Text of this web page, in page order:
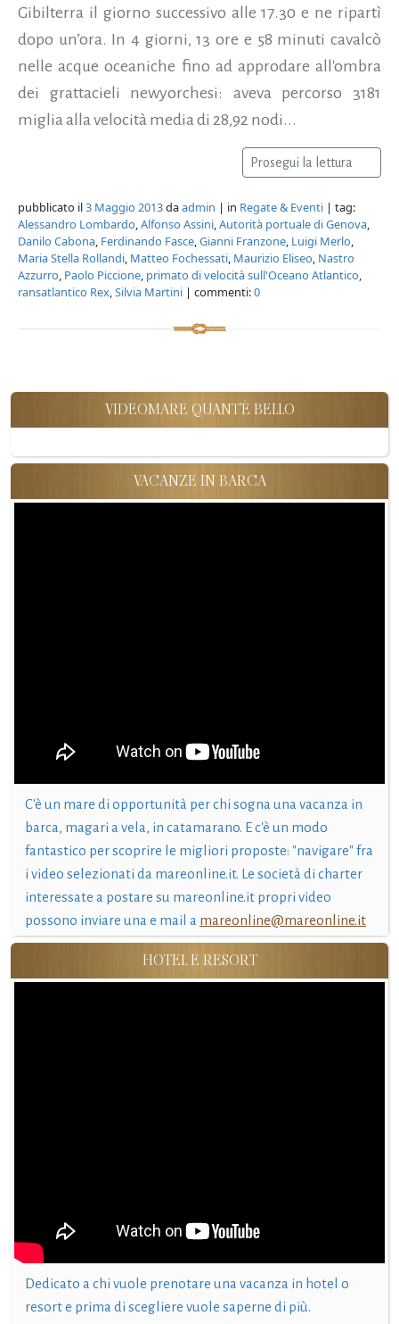
Gibilterra il giorno successivo alle 17.30 e ne ripartì
dopo un’ora. In 4 giorni, 13 ore e 58 minuti cavalcò
nelle acque oceaniche fino ad approdare all'ombra
dei grattacieli newyorchesi: aveva percorso 3181
miglia alla velocità media di 28,92 nodi...
Prosegui la lettura
pubblicato il3 Maggio 2013daadmin | in Regate & Eventi | tag:
Alessandro Lombardo,Alfonso Assini,Autorità portuale di Genova,
Danilo Cabona, Ferdinando Fasce,Gianni Franzone, Luigi Merlo,
Maria Stella Rollandi, Matteo Fochessati, Maurizio Eliseo, Nastro
Azzurro, Paolo Piccione, primato di velocità sull'Oceano Atlantico,
ransatlantico Rex,Silvia Martini | commenti:0
VIDEOMARE QUANT'È BELLO
VACANZE IN BARCA
C'è un mare di opportunità per chi sogna una vacanza in
barca, magari a vela, in catamarano. E c'è un modo
fantastico per scoprire le migliori proposte: "navigare" fra
i video selezionati da mareonline.it. Le società di charter
interessate a postare su mareonline.it propri video
possono inviare una e mail a mareonline@mareonline.it
HOTEL E RESORT
Dedicato a chi vuole prenotare una vacanza in hotel o
resort e prima di scegliere vuole saperne di più.